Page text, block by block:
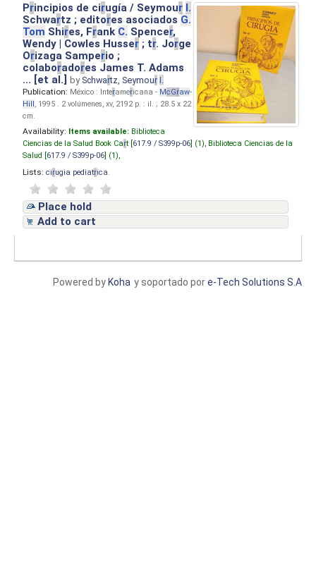
Principios de cirugía / Seymour I.
Schwartz ; editores asociados G.
Tom Shires, Frank C. Spencer,
Wendy | Cowles Husser ; tr. Jorge
Orizaga Samperio ;
colaboradores James T. Adams
... [et al.]by Schwartz, Seymour I.
Publication: México : Interamericana - McGraw-
Hill, 1995 . 2 volúmenes, xv, 2192 p. : il. ; 28.5 x 22
cm.
Availability: Items available: Biblioteca
Ciencias de la Salud Book Cart [ 617.9 / S399p-06 ] (1), Biblioteca Ciencias de la
Salud [ 617.9 / S399p-06 ] (1),
Lists: cirugia pediatrica
Place hold
Add to cart
y soportado pore-Tech Solutions S.A
Powered by Koha